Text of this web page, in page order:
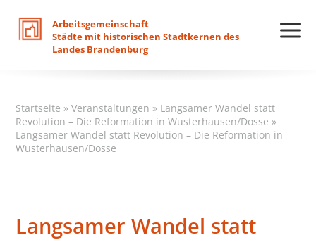
Arbeitsgemeinschaft
Städte mit historischen Stadtkernen des
Landes Brandenburg
Startseite »Veranstaltungen » Langsamer Wandel statt
Revolution – Die Reformation in Wusterhausen/Dosse »
Langsamer Wandel statt Revolution – Die Reformation in
Wusterhausen/Dosse
Langsamer Wandel statt